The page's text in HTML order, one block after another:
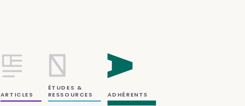
ARTICLES
ÉTUDES &
RESSOURCES
ADHÉRENTS